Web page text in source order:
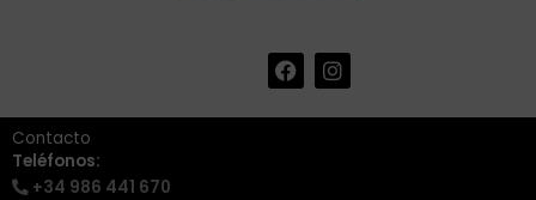
F
a
e
I
n
t
Contacto
Teléfonos:
+34 986 441 670